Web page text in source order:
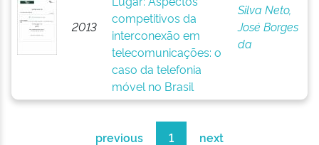
2013
competitivos da
interconexão em
telecomunicações: o
caso da telefonia
móvel no Brasil
Silva Neto,
José Borges
da
previous 1 next